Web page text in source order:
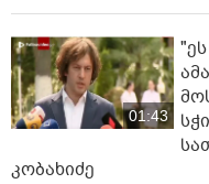
01:43
კობახიძე